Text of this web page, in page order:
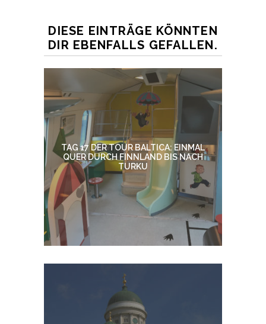
DIESE EINTRÄGE KÖNNTEN
DIR EBENFALLS GEFALLEN.
TAG 17 DER TOUR BALTICA: EINMAL
QUER DURCH FINNLAND BIS NACH
TURKU